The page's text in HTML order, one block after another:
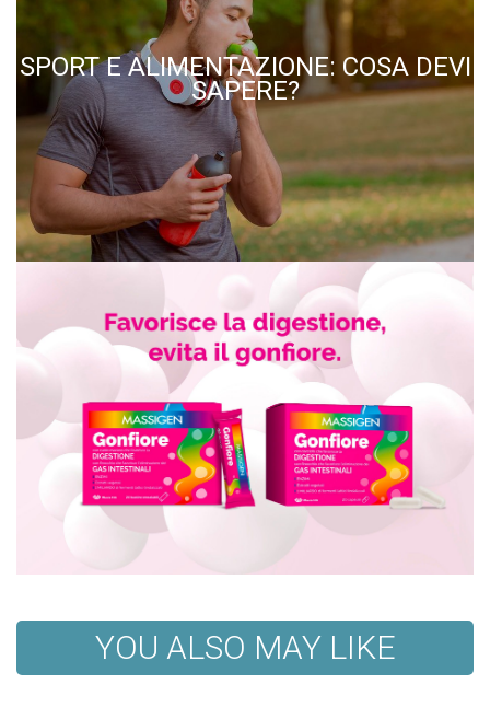
SPORT E ALIMENTAZIONE: COSA DEVI
SAPERE?
YOU ALSO MAY LIKE